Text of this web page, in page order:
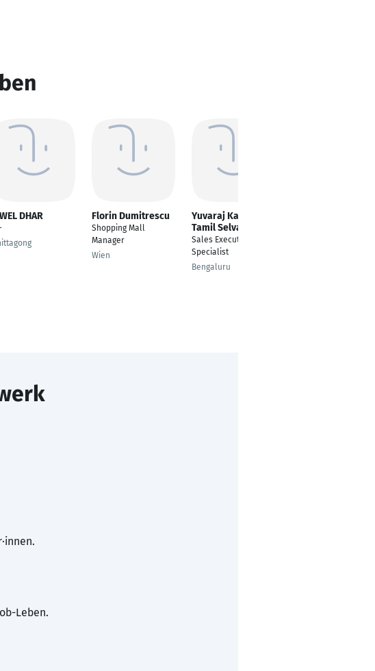
DHAR Florin Dumitrescu
Shopping Mall
Manager
Wien
Yuvaraj Karthick
Tamil Selvan
Sales Executive
Specialist
Bengaluru
Leben.